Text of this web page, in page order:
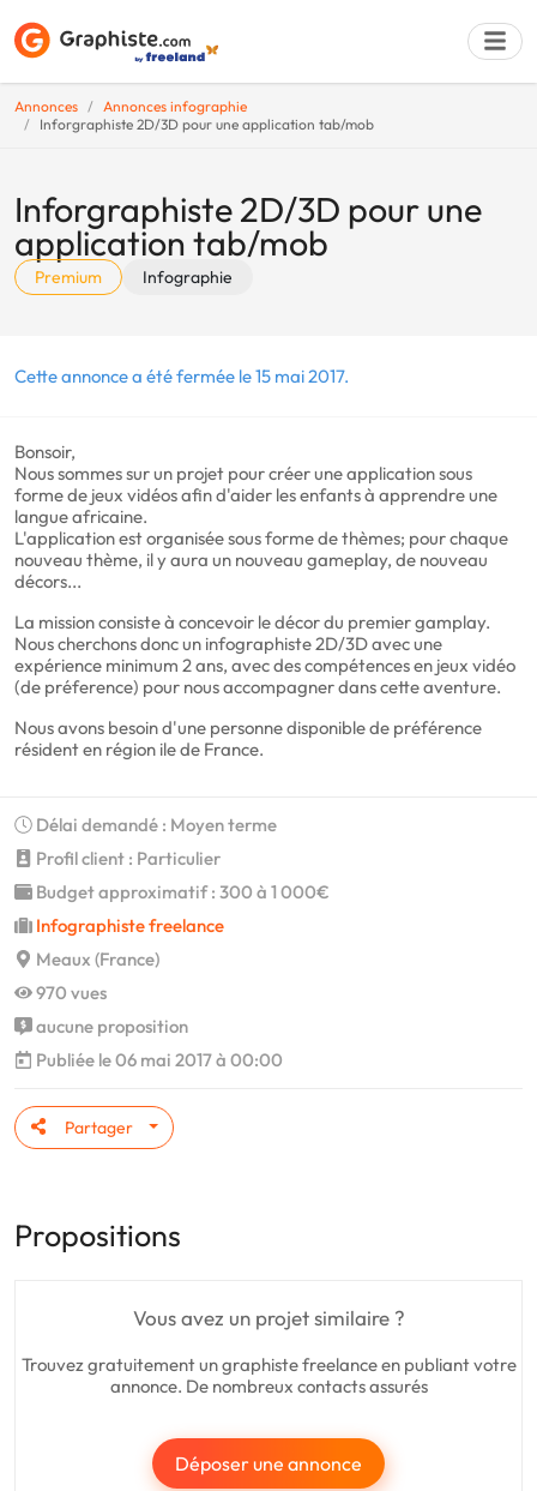
Annonces
Annonces infographie
Inforgraphiste 2D/3D pour une application tab/mob
Inforgraphiste 2D/3D pour une
application tab/mob
Premium Infographie
Cette annonce a été fermée le 15 mai 2017.
Bonsoir,
Nous sommes sur un projet pour créer une application sous
forme de jeux vidéos afin d'aider les enfants à apprendre une
langue africaine.
L'application est organisée sous forme de thèmes; pour chaque
nouveau thème, il y aura un nouveau gameplay, de nouveau
décors...
La mission consiste à concevoir le décor du premier gamplay.
Nous cherchons donc un infographiste 2D/3D avec une
expérience minimum 2 ans, avec des compétences en jeux vidéo
(de préference) pour nous accompagner dans cette aventure.
Nous avons besoin d'une personne disponible de préférence
résident en région ile de France.
Délai demandé : Moyen terme
Profil client : Particulier
Budget approximatif : 300 à 1 000€
Infographiste freelance
Meaux (France)
970 vues
aucune proposition
Publiée le 06 mai 2017 à 00:00
Partager
Propositions
Vous avez un projet similaire ?
Trouvez gratuitement un graphiste freelance en publiant votre
annonce. De nombreux contacts assurés
Déposer une annonce